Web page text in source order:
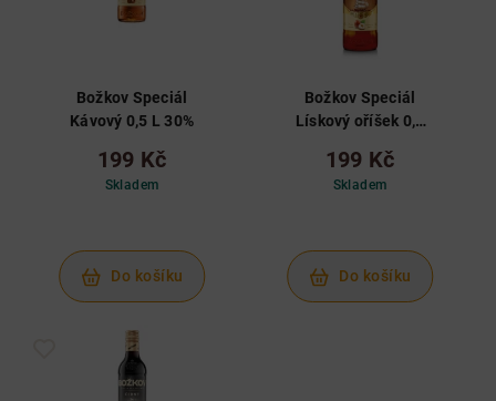
Božkov Speciál
Kávový 0,5 L 30%
199 Kč
Skladem
Do košíku
Božkov Speciál
Lískový oříšek 0,5
199 Kč
Skladem
Do košíku